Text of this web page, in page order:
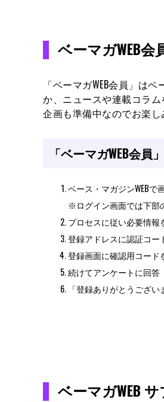
ベーマガWEB会
「ベーマガWEB会員」は
か、ニュースや連載コラ
企画も準備中なのでお楽し
「ベーマガWEB会員
ベース・マガジンWEB
※ログイン画面では下部
プロセスに従い必要情報
登録アドレスに認証コー
登録画面に確認用コード
続けてアンケートに回答
「登録ありがとうござ
ベーマガWEB